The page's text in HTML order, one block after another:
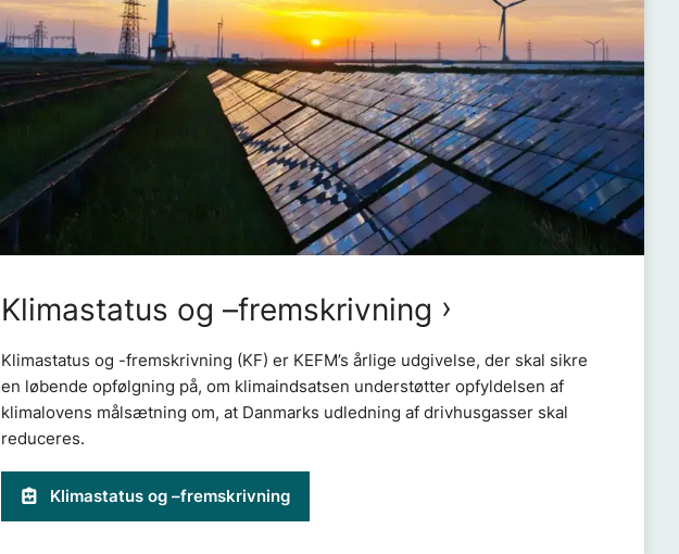
Klimastatus og –fremskrivning
Klimastatus og -fremskrivning (KF) er KEFM’s årlige udgivelse, der skal sikre
en løbende opfølgning på, om klimaindsatsen understøtter opfyldelsen af
klimalovens målsætning om, at Danmarks udledning af drivhusgasser skal
reduceres.
Klimastatus og –fremskrivning